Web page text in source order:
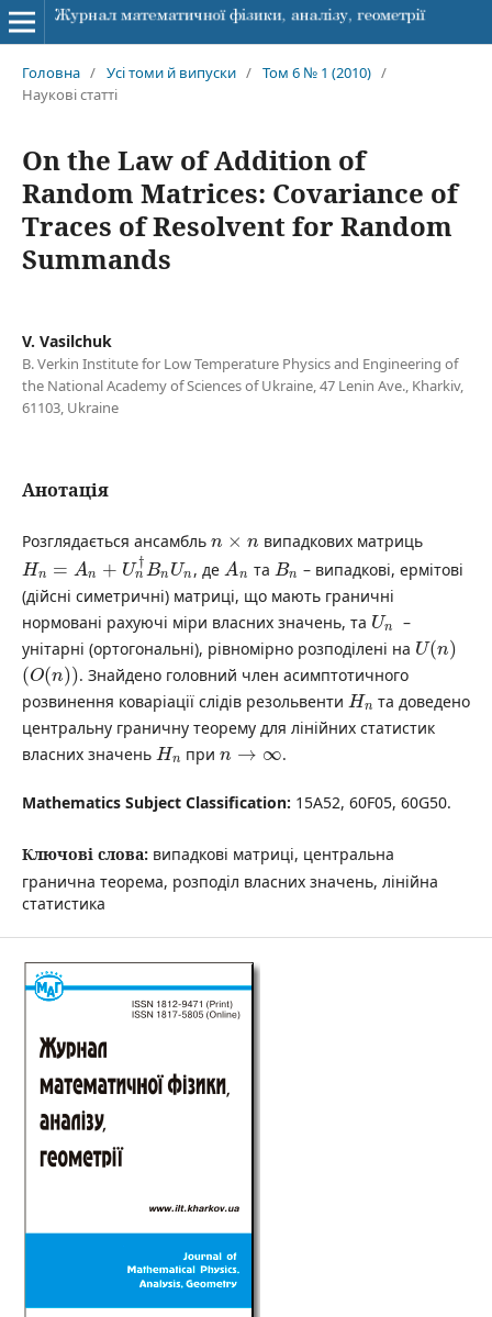
Головна / Усі томи й випуски / Том 6 № 1 (2010) /
Наукові статті
On the Law of Addition of
Random Matrices: Covariance of
Traces of Resolvent for Random
Summands
V. Vasilchuk
B. Verkin Institute for Low Temperature Physics and Engineering of
the National Academy of Sciences of Ukraine, 47 Lenin Ave., Kharkiv,
61103, Ukraine
Анотація
Розглядається ансамбль n × n випадкових матриць
Hn = An + U †
n Bn Un , де An та Bn – випадкові, ермітові
(дійсні симетричні) матриці, що мають граничні
нормовані рахуючі міри власних значень, та Un
–
унітарні (ортогональні), рівномірно розподілені на U(n)
(O(n)). Знайдено головний член асимптотичного
розвинення коваріації слідів резольвенти Hn та доведено
центральну граничну теорему для лінійних статистик
власних значень Hn приn → ∞.
Mathematics Subject Classification: 15A52, 60F05, 60G50.
Ключові слова: випадкові матриці, центральна
гранична теорема, розподіл власних значень, лінійна
статистика